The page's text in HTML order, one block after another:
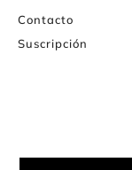
Contacto
Suscripción